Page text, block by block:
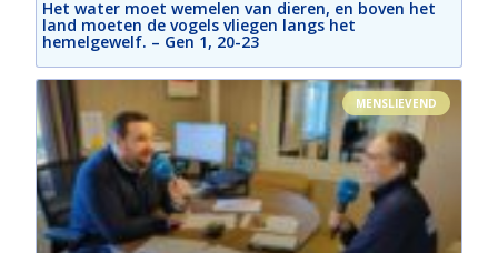
Het water moet wemelen van dieren, en boven het
land moeten de vogels vliegen langs het
hemelgewelf. – Gen 1, 20-23
MENSLIEVEND